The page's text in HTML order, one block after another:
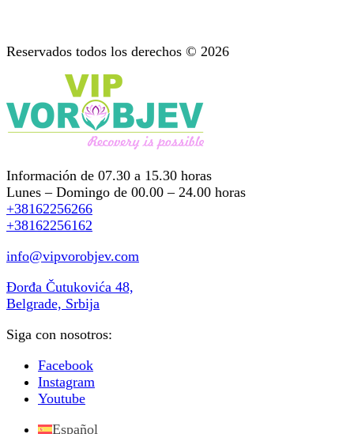
Reservados todos los derechos © 2026
Información de 07.30 a 15.30 horas
Lunes – Domingo de 00.00 – 24.00 horas
+38162256266
+38162256162
info@vipvorobjev.com
Đorđa Čutukovića 48,
Belgrade, Srbija
Siga con nosotros:
Facebook
Instagram
Youtube
Español